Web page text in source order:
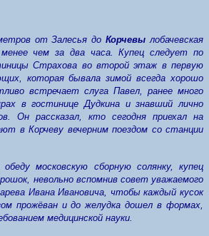
от Залесья доКорчевы лобачевская
чем за два часа. Купец следует по
Страхова во второй этаж в первую
которая бывала зимой всегда хорошо
встречает слуга Павел, ранее много
в гостинице Дудкина и знавший лично
Он рассказал, кто сегодня приехал на
в Корчеву вечерним поездом со станции
московскую сборную солянку, купец
невольно вспомнив совет уважаемого
Ивана Ивановича, чтобы каждый кусок
прожёван и до желудка дошел в формах,
медицинской науки.